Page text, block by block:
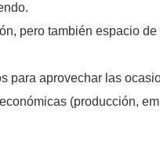
pero también espacio
para aprovechar las
(producción,